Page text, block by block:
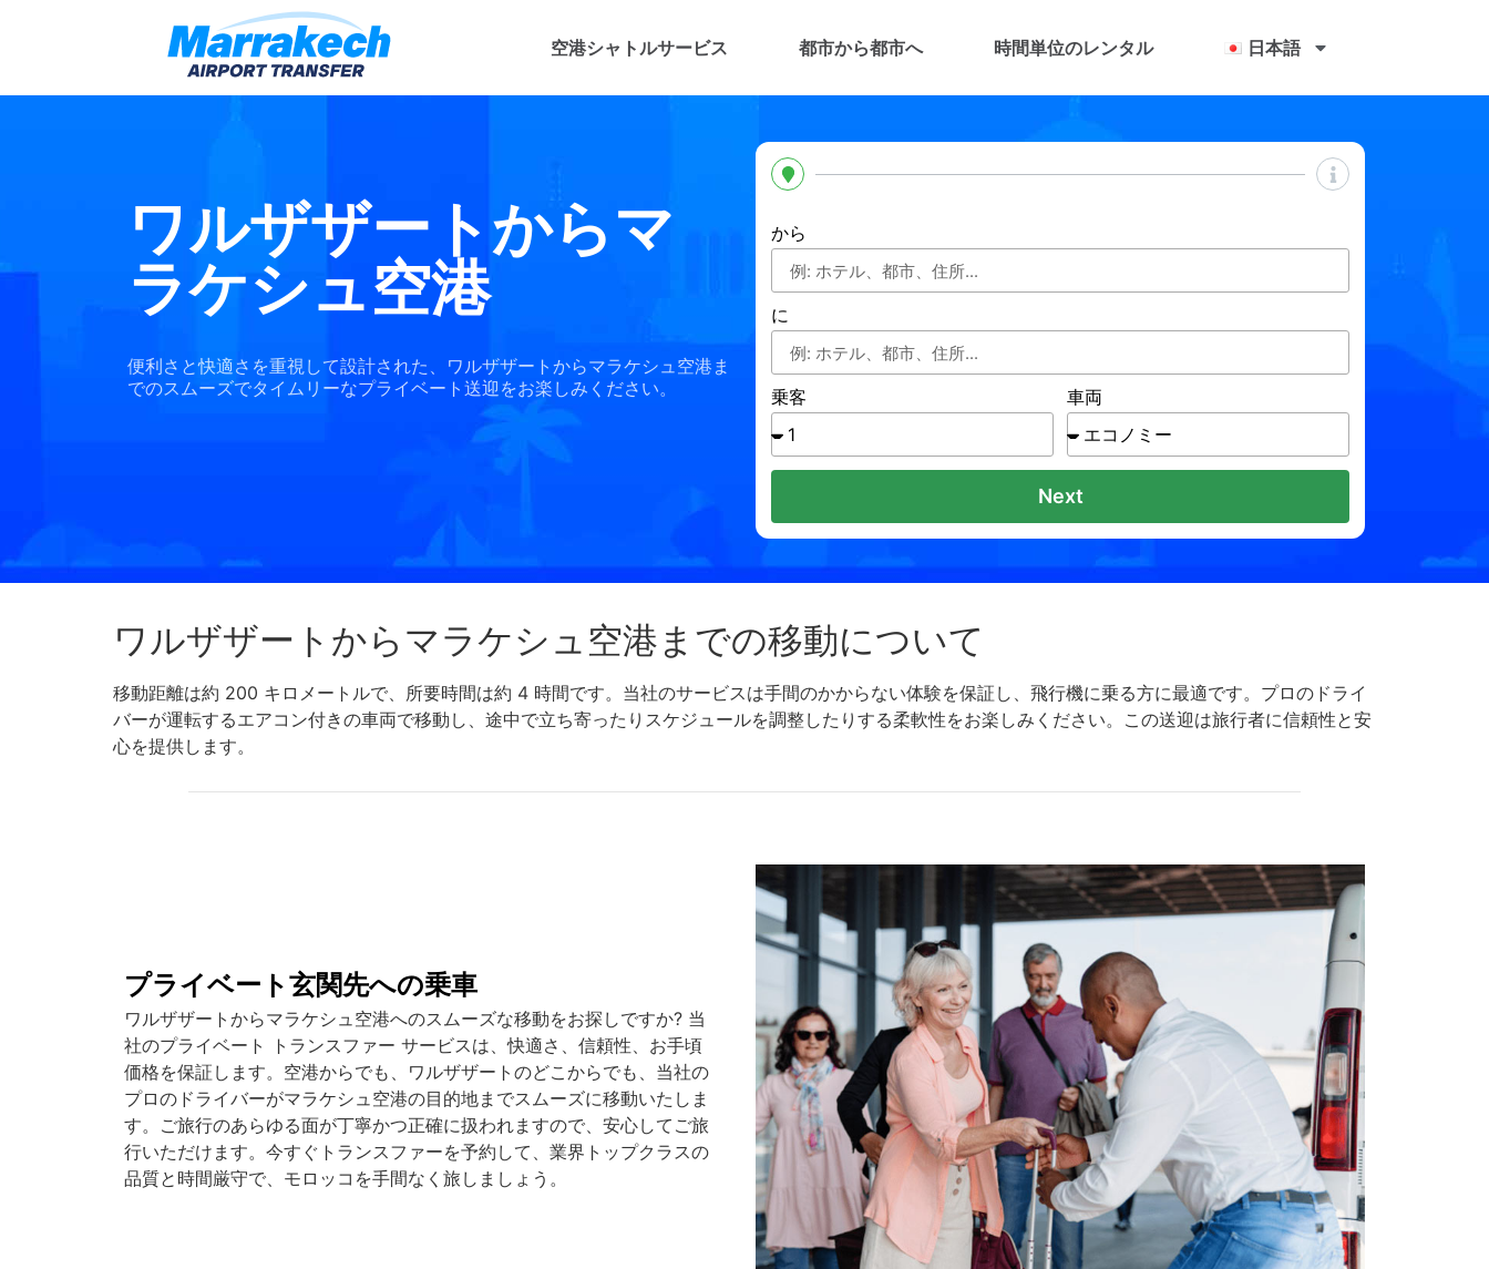
空港シャトルサービス 都市から都市へ 時間単位のレンタル 日本語
ワルザザートからマ
ラケシュ空港
便利さと快適さを重視して設計された、ワルザザートからマラケシュ空港ま
でのスムーズでタイムリーなプライベート送迎をお楽しみください。
から
に
乗客 車両
Next
ワルザザートからマラケシュ空港までの移動について
移動距離は約 200 キロメートルで、所要時間は約 4 時間です。当社のサービスは手間のかからない体験を保証し、飛行機に乗る方に最適です。プロのドライ
バーが運転するエアコン付きの車両で移動し、途中で立ち寄ったりスケジュールを調整したりする柔軟性をお楽しみください。この送迎は旅行者に信頼性と安
心を提供します。
プライベート玄関先への乗車
ワルザザートからマラケシュ空港へのスムーズな移動をお探しですか? 当
社のプライベート トランスファー サービスは、快適さ、信頼性、お手頃
価格を保証します。空港からでも、ワルザザートのどこからでも、当社の
プロのドライバーがマラケシュ空港の目的地までスムーズに移動いたしま
す。ご旅行のあらゆる面が丁寧かつ正確に扱われますので、安心してご旅
行いただけます。今すぐトランスファーを予約して、業界トップクラスの
品質と時間厳守で、モロッコを手間なく旅しましょう。